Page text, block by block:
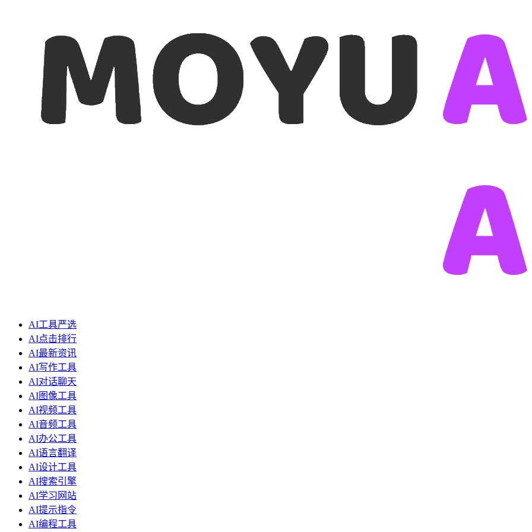
AI工具严选
AI点击排行
AI最新资讯
AI写作工具
AI对话聊天
AI图像工具
AI视频工具
AI音频工具
AI办公工具
AI语言翻译
AI设计工具
AI搜索引擎
AI学习网站
AI提示指令
AI编程工具